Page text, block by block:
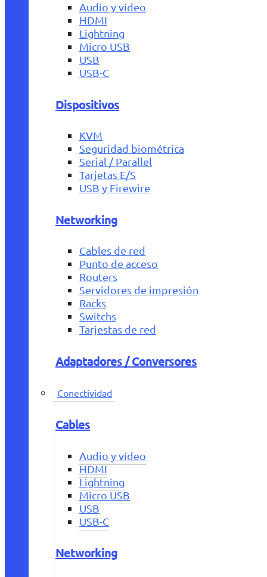
Audio y vídeo
HDMI
Lightning
Micro USB
USB
USB-C
Dispositivos
KVM
Seguridad biométrica
Serial / Parallel
Tarjetas E/S
USB y Firewire
Networking
Cables de red
Punto de acceso
Routers
Servidores de impresión
Racks
Switchs
Tarjestas de red
Adaptadores / Conversores
Conectividad
Cables
Audio y vídeo
HDMI
Lightning
Micro USB
USB
USB-C
Networking